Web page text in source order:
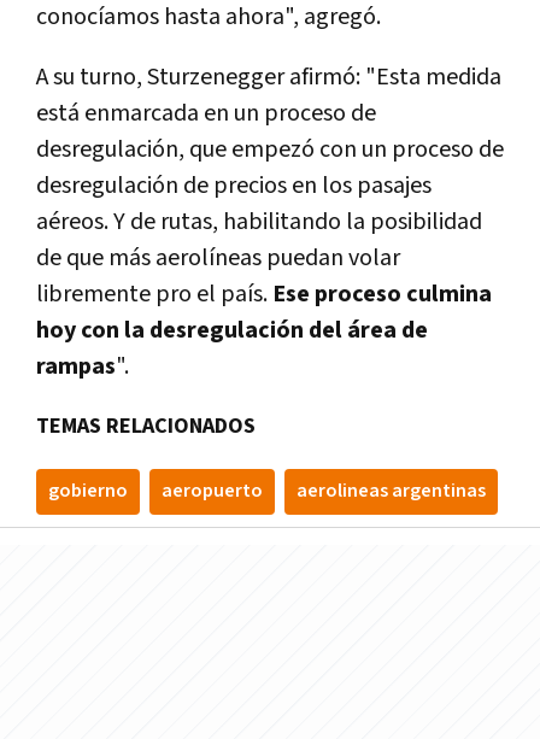
conocíamos hasta ahora", agregó.
A su turno, Sturzenegger afirmó: "Esta medida
está enmarcada en un proceso de
desregulación, que empezó con un proceso de
desregulación de precios en los pasajes
aéreos. Y de rutas, habilitando la posibilidad
de que más aerolíneas puedan volar
libremente pro el país. Ese proceso culmina
hoy con la desregulación del área de
rampas".
TEMAS RELACIONADOS
gobierno aeropuerto aerolineas argentinas